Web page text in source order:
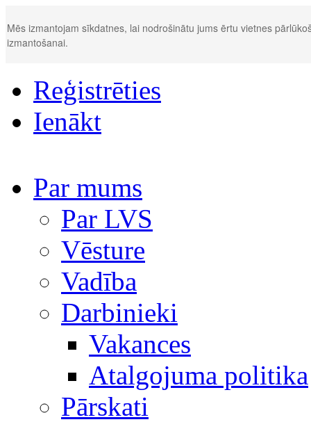
Mēs izmantojam sīkdatnes, lai nodrošinātu jums ērtu vietnes
izmantošanai.
Reģistrēties
Ienākt
Par mums
Par LVS
Vēsture
Vadība
Darbinieki
Vakances
Atalgojuma politika
Pārskati